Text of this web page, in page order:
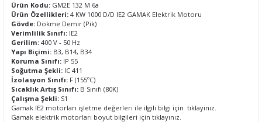
Ürün Kodu: GM2E 132 M 6a
Ürün Özellikleri: 4 KW 1000 D/D IE2 GAMAK Elektrik Motoru
Gövde: Dökme Demir (Pik)
Verimlilik Sınıfı: IE2
Gerilim: 400 V - 50 Hz
Yapı Biçimi: B3, B14, B34
Koruma Sınıfı: IP 55
Soğutma Şekli: IC 411
İzolasyon Sınıfı: F (155ºC)
Sıcaklık Artış Sınıfı: B Sınıfı (80K)
Çalışma Şekli: S1
Gamak IE2 motorları işletme değerleri ile ilgili bilgi için tıklayınız.
Gamak elektrik motorları boyut bilgileri için tıklayınız.